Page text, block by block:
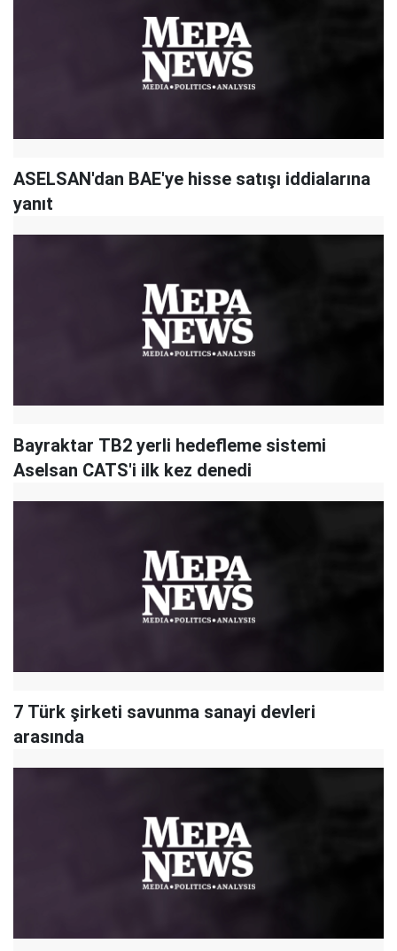
ASELSAN'dan BAE'ye hisse satışı iddialarına
yanıt
Bayraktar TB2 yerli hedefleme sistemi
Aselsan CATS'i ilk kez denedi
7 Türk şirketi savunma sanayi devleri
arasında